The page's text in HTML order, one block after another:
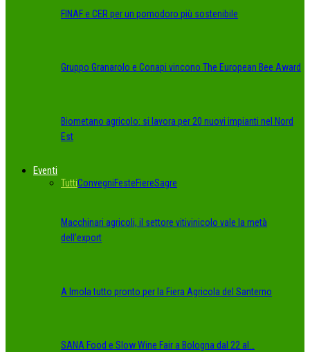
FINAF e CER per un pomodoro più sostenibile
Gruppo Granarolo e Conapi vincono The European Bee Award
Biometano agricolo: si lavora per 20 nuovi impianti nel Nord
Est
Eventi
TuttiConvegniFesteFiereSagre
Macchinari agricoli, il settore vitivinicolo vale la metà
dell’export
A Imola tutto pronto per la Fiera Agricola del Santerno
SANA Food e Slow Wine Fair a Bologna dal 22 al…